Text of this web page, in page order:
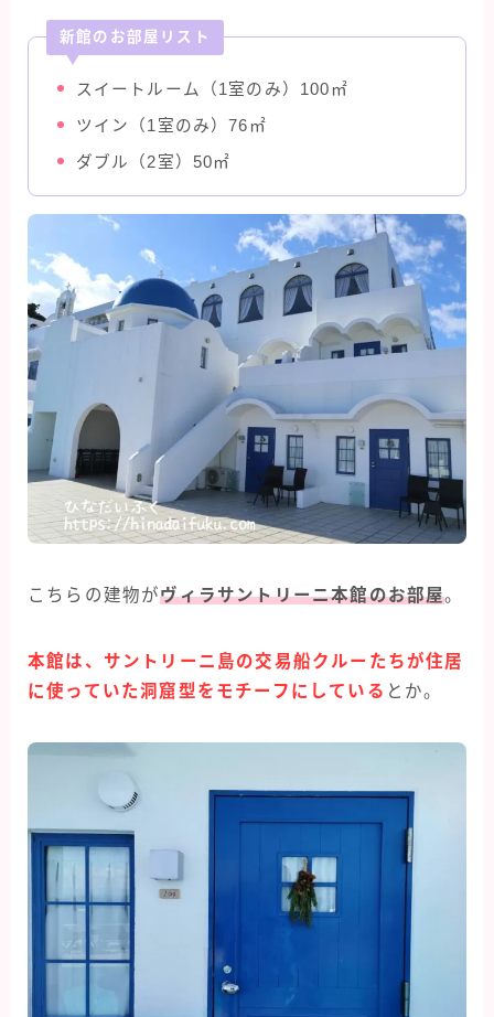
新館のお部屋リスト
スイートルーム（1室のみ）100㎡
ツイン（1室のみ）76㎡
ダブル（2室）50㎡
こちらの建物がヴィラサントリーニ本館のお部屋。
本館は、サントリーニ島の交易船クルーたちが住居
に使っていた洞窟型をモチーフにしている とか。